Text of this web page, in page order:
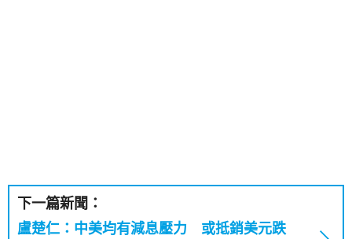
下一篇新聞：
盧楚仁：中美均有減息壓力 或抵銷美元跌